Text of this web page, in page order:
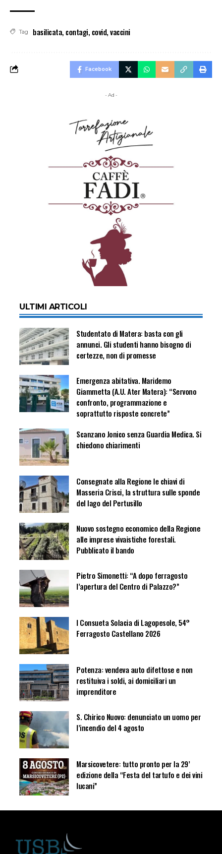
Tag basilicata, contagi, covid,vaccini
Facebook
- Ad -
ULTIMI ARTICOLI
Studentato di Matera: basta con gli
annunci. Gli studenti hanno bisogno di
certezze, non di promesse
Emergenza abitativa. Maridemo
Giammetta (A.U. Ater Matera): “Servono
confronto, programmazione e
soprattutto risposte concrete”
Scanzano Jonico senza Guardia Medica. Si
chiedono chiarimenti
Consegnate alla Regione le chiavi di
Masseria Crisci, la struttura sulle sponde
del lago del Pertusillo
Nuovo sostegno economico della Regione
alle imprese vivaistiche forestali.
Pubblicato il bando
Pietro Simonetti: “A dopo ferragosto
l’apertura del Centro di Palazzo?”
I Consueta Solacia di Lagopesole, 54°
Ferragosto Castellano 2026
Potenza: vendeva auto difettose e non
restituiva i soldi, ai domiciliari un
imprenditore
S. Chirico Nuovo: denunciato un uomo per
l’incendio del 4 agosto
Marsicovetere: tutto pronto per la 29’
edizione della “Festa del tartufo e dei vini
lucani”